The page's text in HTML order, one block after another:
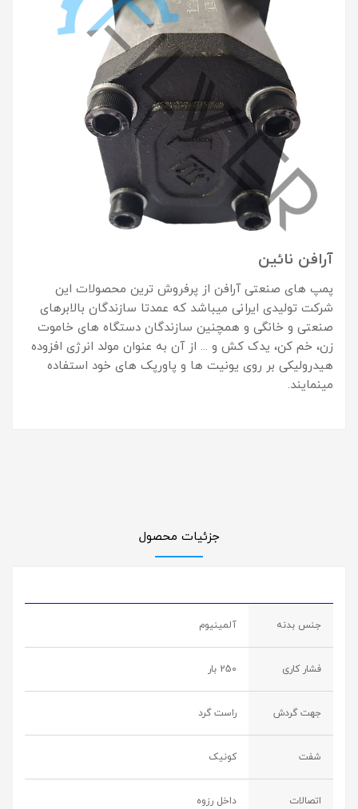
آرافن نائین
پمپ های صنعتی آرافن از پرفروش ترین محصولات این
شرکت تولیدی ایرانی میباشد که عمدتا سازندگان بالابرهای
صنعتی و خانگی و همچنین سازندگان دستگاه های خاموت
زن، خم کن، یدک کش و ... از آن به عنوان مولد انرژی افزوده
هیدرولیکی بر روی یونیت ها و پاورپک های خود استفاده
مینمایند.
جزئیات محصول
جنس بدنه آلمینیوم
فشار کاری 250 بار
جهت گردش راست گرد
شفت کونیک
اتصالات داخل رزوه